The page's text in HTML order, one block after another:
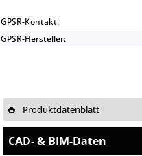
GPSR-Kontakt:
GPSR-Hersteller:
Produktdatenblatt
CAD- & BIM-Daten